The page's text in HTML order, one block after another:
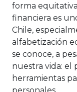
forma
financiera es
Chile,
alfabetización
se conoce, a
nuestra vida: el
herramientas